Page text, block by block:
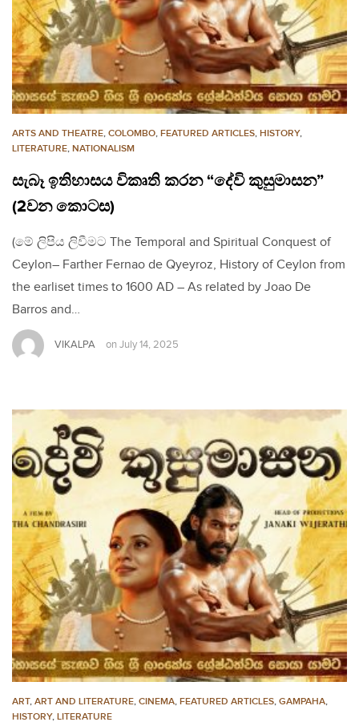
ARTS AND THEATRE, COLOMBO, FEATURED ARTICLES, HISTORY,
LITERATURE, NATIONALISM
සැබෑ ඉතිහාසය විකෘති කරන “දේවි කුසුමාසන”
(2වන කොටස)
(මේ ලිපිය ලිවීමට The Temporal and Spiritual Conquest of
Ceylon– Farther Fernao de Qyeyroz, History of Ceylon from
the earliset times to 1600 AD – As related by Joao De
Barros and…
VIKALPA on July 14, 2025
ART, ART AND LITERATURE, CINEMA, FEATURED ARTICLES, GAMPAHA,
HISTORY, LITERATURE